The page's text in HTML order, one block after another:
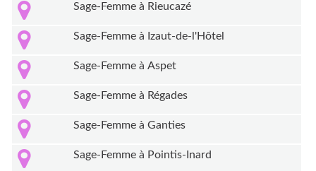
Sage-Femme à Rieucazé
Sage-Femme à Izaut-de-l'Hôtel
Sage-Femme à Aspet
Sage-Femme à Régades
Sage-Femme à Ganties
Sage-Femme à Pointis-Inard